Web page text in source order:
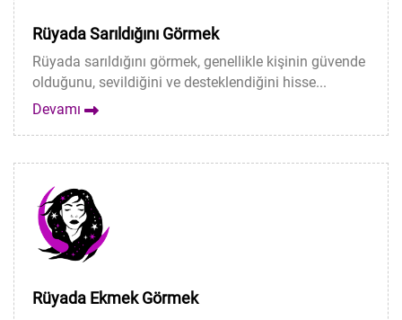
Rüyada Sarıldığını Görmek
Rüyada sarıldığını görmek, genellikle kişinin güvende
olduğunu, sevildiğini ve desteklendiğini hisse...
Devamı
Rüyada Ekmek Görmek